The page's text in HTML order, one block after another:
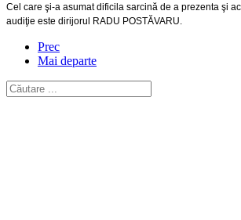
Cel care şi-a asumat dificila sarcină de a prezenta şi
audiţie este dirijorul RADU POSTĂVARU.
Prec
Mai departe